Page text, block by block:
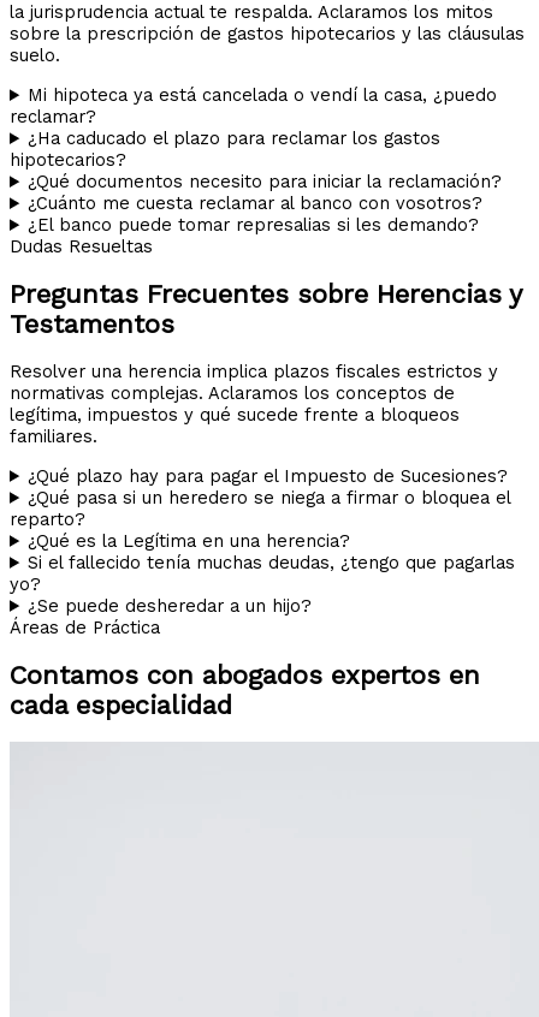
la jurisprudencia actual te respalda. Aclaramos los mitos
sobre la prescripción de gastos hipotecarios y las cláusulas
suelo.
Mi hipoteca ya está cancelada o vendí la casa, ¿puedo
reclamar?
¿Ha caducado el plazo para reclamar los gastos
hipotecarios?
¿Qué documentos necesito para iniciar la reclamación?
¿Cuánto me cuesta reclamar al banco con vosotros?
¿El banco puede tomar represalias si les demando?
Dudas Resueltas
Preguntas Frecuentes sobre Herencias y
Testamentos
Resolver una herencia implica plazos fiscales estrictos y
normativas complejas. Aclaramos los conceptos de
legítima, impuestos y qué sucede frente a bloqueos
familiares.
¿Qué plazo hay para pagar el Impuesto de Sucesiones?
¿Qué pasa si un heredero se niega a firmar o bloquea el
reparto?
¿Qué es la Legítima en una herencia?
Si el fallecido tenía muchas deudas, ¿tengo que pagarlas
yo?
¿Se puede desheredar a un hijo?
Áreas de Práctica
Contamos con abogados expertos en
cada especialidad